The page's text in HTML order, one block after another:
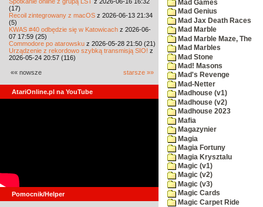
(17)
Recoil zintegrowany z macOS z 2026-06-13 21:34
(5)
KWAS #40 odbędzie się w Katowicach z 2026-06-
07 17:59 (25)
Commodore po atarowsku z 2026-05-28 21:50 (21)
Urządzenie z rekordowo szybką transmisją SIO! z
2026-05-24 20:57 (116)
«« nowsze starsze »»
AtariOnline.pl na YouTube
Pomocnik/Helper
Mad Games
Mad Genius
Mad Jax Death Races
Mad Marble
Mad Marble Maze, The
Mad Marbles
Mad Stone
Mad! Masons
Mad's Revenge
Mad-Netter
Madhouse (v1)
Madhouse (v2)
Madhouse 2023
Mafia
Magazynier
Magia
Magia Fortuny
Magia Krysztalu
Magic (v1)
Magic (v2)
Magic (v3)
Magic Cards
Magic Carpet Ride